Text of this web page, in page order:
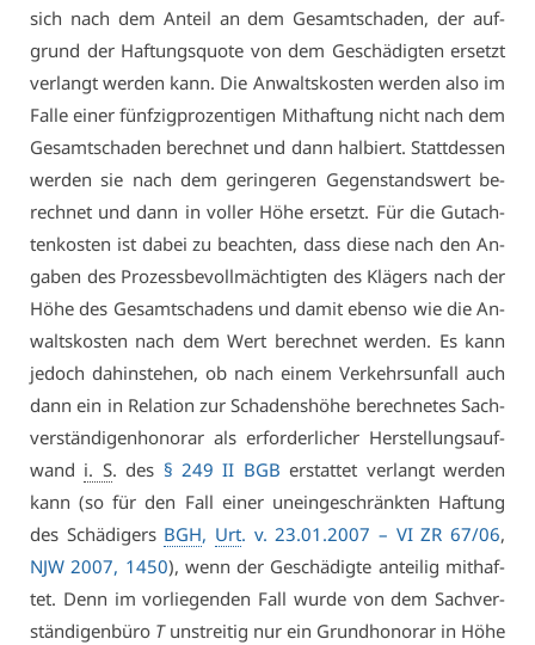
sich nach dem An­teil an dem Ge­samt­scha­den, der auf­
grund der Haf­tungs­quo­te von dem Ge­schä­dig­ten er­setzt
ver­langt wer­den kann. Die An­walts­kos­ten wer­den al­so im
Fal­le ei­ner fünf­zig­pro­zen­ti­gen Mit­haf­tung nicht nach dem
Ge­samt­scha­den be­rech­net und dann hal­biert. Statt­des­sen
wer­den sie nach dem ge­rin­ge­ren Ge­gen­stands­wert be­
rech­net und dann in vol­ler Hö­he er­setzt. Für die Gut­ach­
ten­kos­ten ist da­bei zu be­ach­ten, dass die­se nach den An­
ga­ben des Pro­zess­be­voll­mäch­tig­ten des Klä­gers nach der
Hö­he des Ge­samt­scha­dens und da­mit eben­so wie die An­
walts­kos­ten nach dem Wert be­rech­net wer­den. Es kann
je­doch da­hin­ste­hen, ob nach ei­nem Ver­kehrs­un­fall auch
dann ein in Re­la­ti­on zur Scha­dens­hö­he be­rech­ne­tes Sach­
ver­stän­di­gen­ho­no­rar als er­for­der­li­cher Her­stel­lungs­auf­
wand i. S. des § 249 II BGB er­stat­tet ver­langt wer­den
kann (so für den Fall ei­ner un­ein­ge­schränk­ten Haf­tung
des Schä­di­gers BGH, Urt. v. 23.01.2007 – VI ZR 67/06,
NJW 2007, 1450), wenn der Ge­schä­dig­te an­tei­lig mit­haf­
tet. Denn im vor­lie­gen­den Fall wur­de von dem Sach­ver­
stän­di­gen­bü­ro Tun­strei­tig nur ein Grund­ho­no­rar in Hö­he